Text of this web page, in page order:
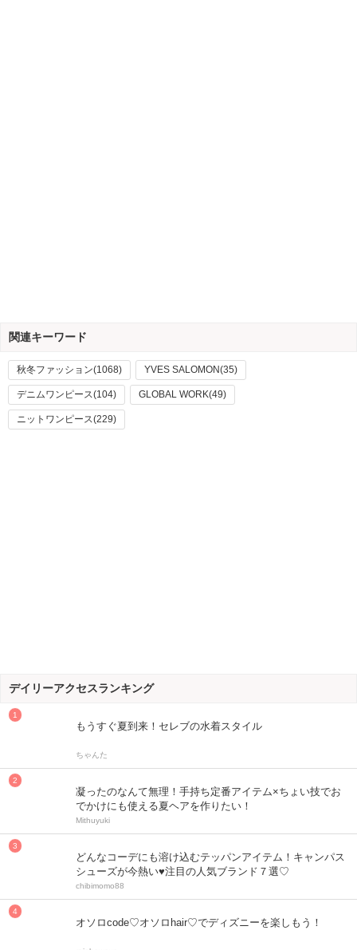
関連キーワード
秋冬ファッション(1068) YVES SALOMON(35)
デニムワンピース(104) GLOBAL WORK(49)
ニットワンピース(229)
デイリーアクセスランキング
もうすぐ夏到来！セレブの水着スタイル
ちゃんた
凝ったのなんて無理！手持ち定番アイテム×ちょい技でお
でかけにも使える夏ヘアを作りたい！
Mithuyuki
どんなコーデにも溶け込むテッパンアイテム！キャンパス
シューズが今熱い♥注目の人気ブランド７選♡
chibimomo88
オソロcode♡オソロhair♡でディズニーを楽しもう！